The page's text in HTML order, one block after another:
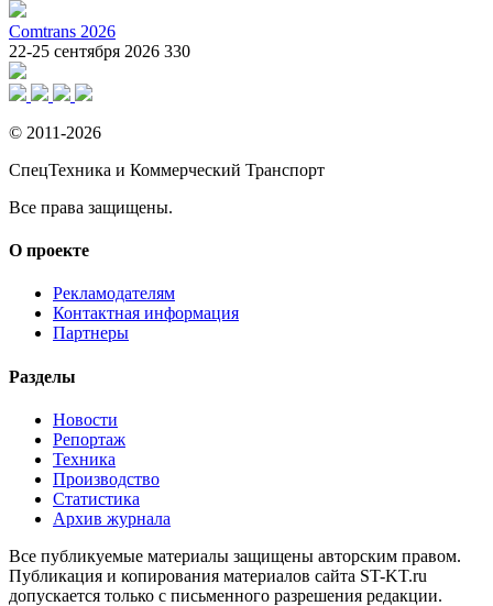
Comtrans 2026
22-25 сентября 2026 330
© 2011-2026
СпецТехника и Коммерческий Транспорт
Все права защищены.
О проекте
Рекламодателям
Контактная информация
Партнеры
Разделы
Новости
Репортаж
Техника
Производство
Статистика
Архив журнала
Все публикуемые материалы защищены авторским правом.
Публикация и копирования материалов сайта ST-KT.ru
допускается только с письменного разрешения редакции.